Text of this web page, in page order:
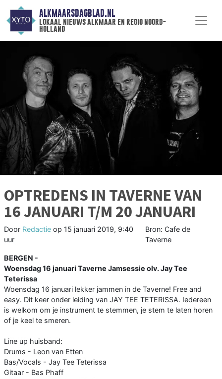
ALKMAARSDAGBLAD.NL
lokaal nieuws alkmaar en regio noord-
holland
OPTREDENS IN TAVERNE VAN
16 JANUARI T/M 20 JANUARI
Door Redactie op 15 januari 2019, 9:40
uur
Bron: Cafe de
Taverne
BERGEN -
Woensdag 16 januari Taverne Jamsessie olv. Jay Tee
Teterissa
Woensdag 16 januari lekker jammen in de Taverne! Free and
easy. Dit keer onder leiding van JAY TEE TETERISSA. Iedereen
is welkom om je instrument te stemmen, je stem te laten horen
of je keel te smeren.
Line up huisband:
Drums - Leon van Etten
Bas/Vocals - Jay Tee Teterissa
Gitaar - Bas Phaff